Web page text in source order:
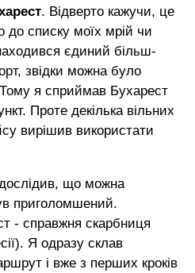
. Відверто кажучи, це
до списку моїх мрій чи
єдиний більш-
звідки можна було
Тому я сприймав Бухарест
Проте декілька вільних
вирішив використати
що можна
приголомшений.
- справжня скарбниця
Я одразу склав
і вже з перших кроків